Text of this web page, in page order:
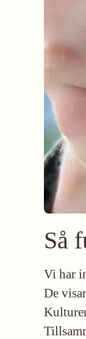
Så
Vi har
De